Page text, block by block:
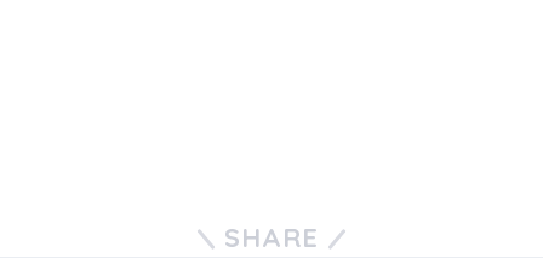
SHARE